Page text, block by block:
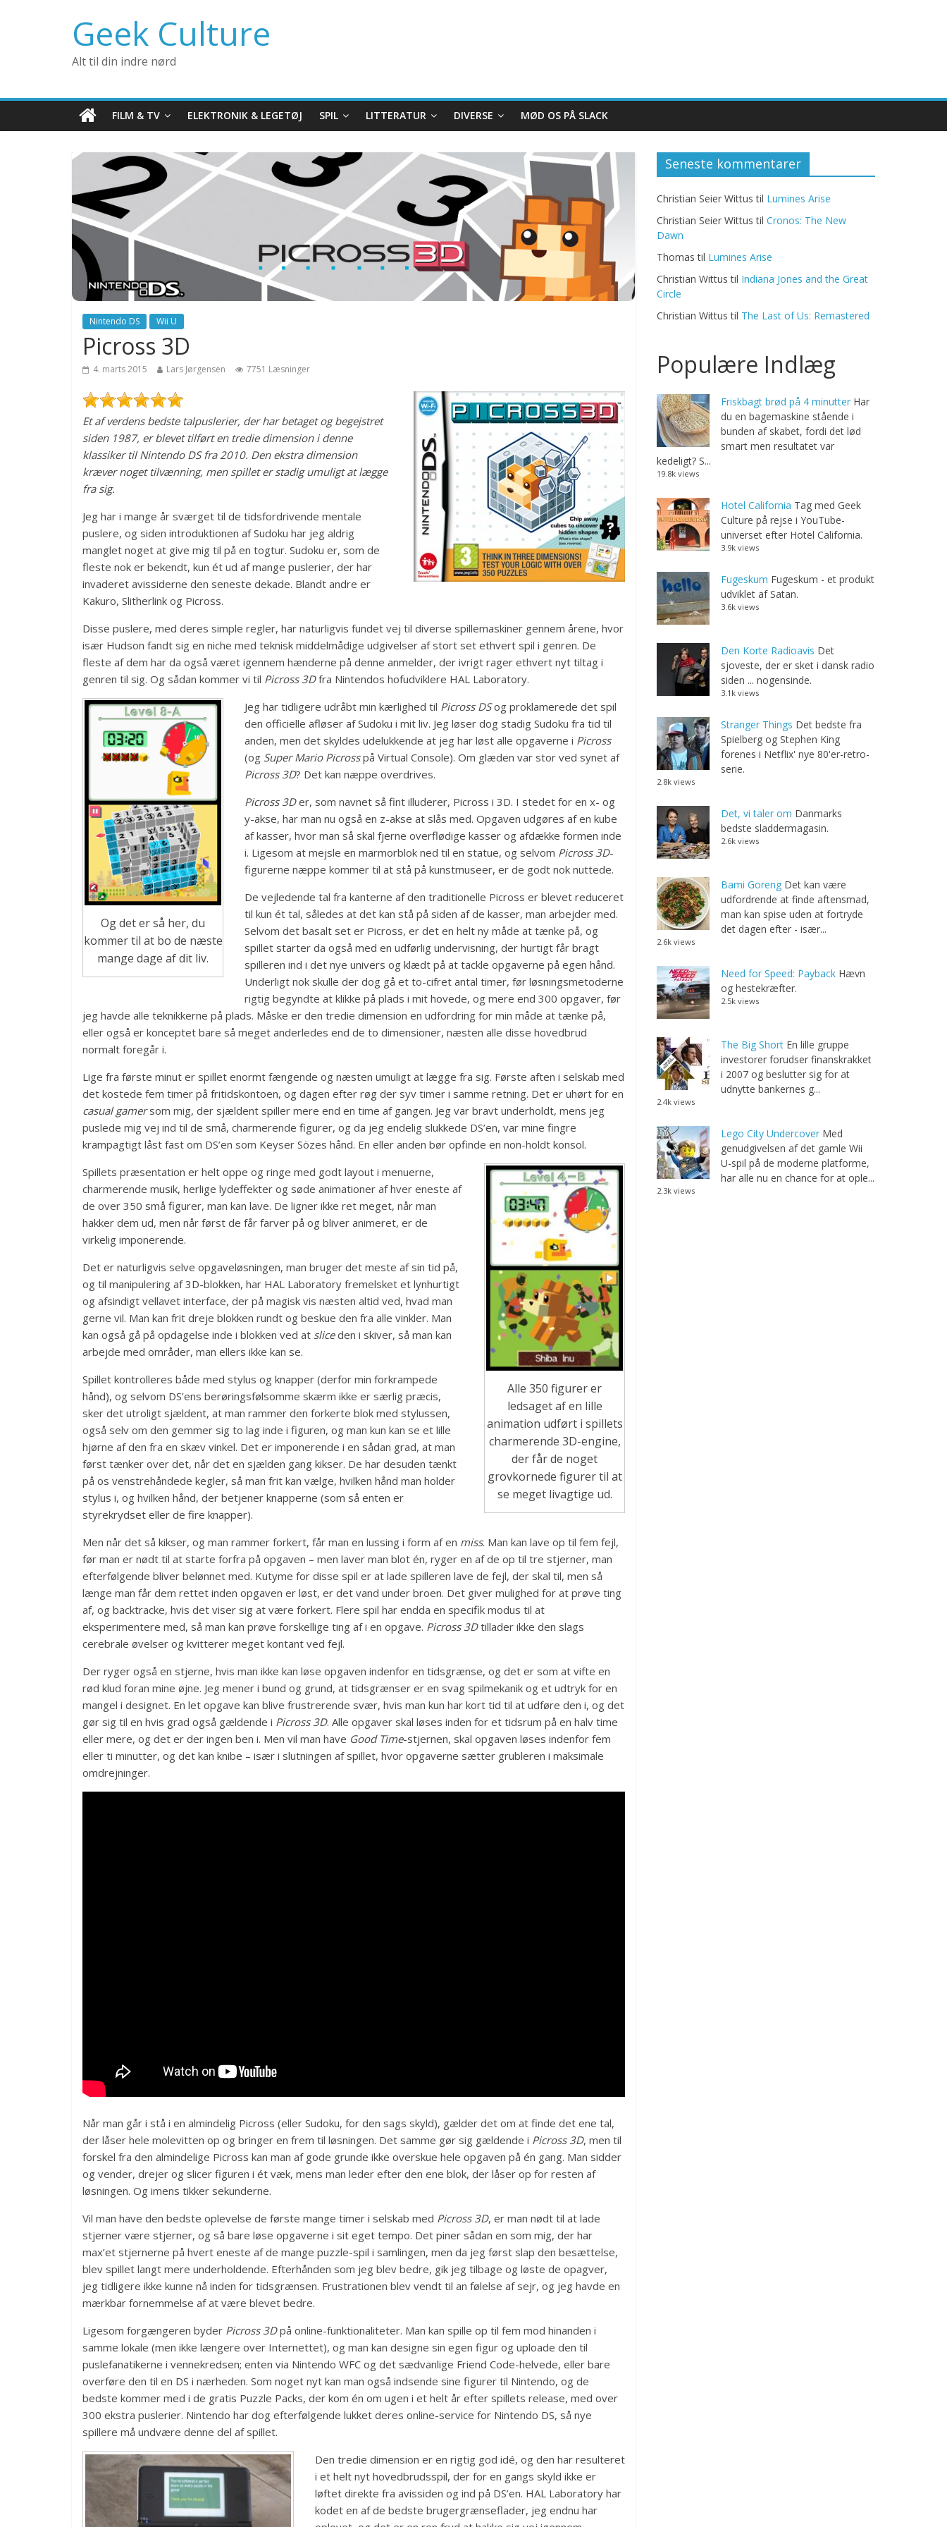
Geek Culture
Alt til din indre nørd
FILM & TV ELEKTRONIK & LEGETØJ SPIL LITTERATUR DIVERSE MØD OS PÅ SLACK
Nintendo DS Wii U
Picross 3D
4. marts 2015 Lars Jørgensen 7751 Læsninger
Et af verdens bedste talpuslerier, der har betaget og begejstret
siden 1987, er blevet tilført en tredie dimension i denne
klassiker til Nintendo DS fra 2010. Den ekstra dimension
kræver noget tilvænning, men spillet er stadig umuligt at lægge
fra sig.
Jeg har i mange år sværget til de tidsfordrivende mentale
puslere, og siden introduktionen af Sudoku har jeg aldrig
manglet noget at give mig til på en togtur. Sudoku er, som de
fleste nok er bekendt, kun ét ud af mange puslerier, der har
invaderet avissiderne den seneste dekade. Blandt andre er
Kakuro, Slitherlink og Picross.
Disse puslere, med deres simple regler, har naturligvis fundet vej til diverse spillemaskiner gennem årene, hvor
især Hudson fandt sig en niche med teknisk middelmådige udgivelser af stort set ethvert spil i genren. De
fleste af dem har da også været igennem hænderne på denne anmelder, der ivrigt rager ethvert nyt tiltag i
genren til sig. Og sådan kommer vi til Picross 3Dfra Nintendos hofudviklere HAL Laboratory.
Og det er så her, du
kommer til at bo de næste
mange dage af dit liv.
Jeg har tidligere udråbt min kærlighed til Picross DSog proklamerede det spil
den officielle afløser af Sudoku i mit liv. Jeg løser dog stadig Sudoku fra tid til
anden, men det skyldes udelukkende at jeg har løst alle opgaverne i Picross
(og Super Mario Picrosspå Virtual Console). Om glæden var stor ved synet af
Picross 3D? Det kan næppe overdrives.
Picross 3Der, som navnet så fint illuderer, Picross i 3D. I stedet for en x- og
y-akse, har man nu også en z-akse at slås med. Opgaven udgøres af en kube
af kasser, hvor man så skal fjerne overflødige kasser og afdække formen inde
i. Ligesom at mejsle en marmorblok ned til en statue, og selvom Picross 3D-
figurerne næppe kommer til at stå på kunstmuseer, er de godt nok nuttede.
De vejledende tal fra kanterne af den traditionelle Picross er blevet reduceret
til kun ét tal, således at det kan stå på siden af de kasser, man arbejder med.
Selvom det basalt set er Picross, er det en helt ny måde at tænke på, og
spillet starter da også med en udførlig undervisning, der hurtigt får bragt
spilleren ind i det nye univers og klædt på at tackle opgaverne på egen hånd.
Underligt nok skulle der dog gå et to-cifret antal timer, før løsningsmetoderne
rigtig begyndte at klikke på plads i mit hovede, og mere end 300 opgaver, før
jeg havde alle teknikkerne på plads. Måske er den tredie dimension en udfordring for min måde at tænke på,
eller også er konceptet bare så meget anderledes end de to dimensioner, næsten alle disse hovedbrud
normalt foregår i.
Lige fra første minut er spillet enormt fængende og næsten umuligt at lægge fra sig. Første aften i selskab med
det kostede fem timer på fritidskontoen, og dagen efter røg der syv timer i samme retning. Det er uhørt for en
casual gamersom mig, der sjældent spiller mere end en time af gangen. Jeg var bravt underholdt, mens jeg
puslede mig vej ind til de små, charmerende figurer, og da jeg endelig slukkede DS’en, var mine fingre
krampagtigt låst fast om DS’en som Keyser Sözes hånd. En eller anden bør opfinde en non-holdt konsol.
Alle 350 figurer er
ledsaget af en lille
animation udført i spillets
charmerende 3D-engine,
der får de noget
grovkornede figurer til at
se meget livagtige ud.
Spillets præsentation er helt oppe og ringe med godt layout i menuerne,
charmerende musik, herlige lydeffekter og søde animationer af hver eneste af
de over 350 små figurer, man kan lave. De ligner ikke ret meget, når man
hakker dem ud, men når først de får farver på og bliver animeret, er de
virkelig imponerende.
Det er naturligvis selve opgaveløsningen, man bruger det meste af sin tid på,
og til manipulering af 3D-blokken, har HAL Laboratory fremelsket et lynhurtigt
og afsindigt vellavet interface, der på magisk vis næsten altid ved, hvad man
gerne vil. Man kan frit dreje blokken rundt og beskue den fra alle vinkler. Man
kan også gå på opdagelse inde i blokken ved at sliceden i skiver, så man kan
arbejde med områder, man ellers ikke kan se.
Spillet kontrolleres både med stylus og knapper (derfor min forkrampede
hånd), og selvom DS’ens berøringsfølsomme skærm ikke er særlig præcis,
sker det utroligt sjældent, at man rammer den forkerte blok med stylussen,
også selv om den gemmer sig to lag inde i figuren, og man kun kan se et lille
hjørne af den fra en skæv vinkel. Det er imponerende i en sådan grad, at man
først tænker over det, når det en sjælden gang kikser. De har desuden tænkt
på os venstrehåndede kegler, så man frit kan vælge, hvilken hånd man holder
stylus i, og hvilken hånd, der betjener knapperne (som så enten er
styrekrydset eller de fire knapper).
Men når det så kikser, og man rammer forkert, får man en lussing i form af en miss. Man kan lave op til fem fejl,
før man er nødt til at starte forfra på opgaven – men laver man blot én, ryger en af de op til tre stjerner, man
efterfølgende bliver belønnet med. Kutyme for disse spil er at lade spilleren lave de fejl, der skal til, men så
længe man får dem rettet inden opgaven er løst, er det vand under broen. Det giver mulighed for at prøve ting
af, og backtracke, hvis det viser sig at være forkert. Flere spil har endda en specifik modus til at
eksperimentere med, så man kan prøve forskellige ting af i en opgave. Picross 3Dtillader ikke den slags
cerebrale øvelser og kvitterer meget kontant ved fejl.
Der ryger også en stjerne, hvis man ikke kan løse opgaven indenfor en tidsgrænse, og det er som at vifte en
rød klud foran mine øjne. Jeg mener i bund og grund, at tidsgrænser er en svag spilmekanik og et udtryk for en
mangel i designet. En let opgave kan blive frustrerende svær, hvis man kun har kort tid til at udføre den i, og det
gør sig til en hvis grad også gældende i Picross 3D. Alle opgaver skal løses inden for et tidsrum på en halv time
eller mere, og det er der ingen ben i. Men vil man have Good Time-stjernen, skal opgaven løses indenfor fem
eller ti minutter, og det kan knibe – især i slutningen af spillet, hvor opgaverne sætter grubleren i maksimale
omdrejninger.
Når man går i stå i en almindelig Picross (eller Sudoku, for den sags skyld), gælder det om at finde det ene tal,
der låser hele molevitten op og bringer en frem til løsningen. Det samme gør sig gældende i Picross 3D, men til
forskel fra den almindelige Picross kan man af gode grunde ikke overskue hele opgaven på én gang. Man sidder
og vender, drejer og slicer figuren i ét væk, mens man leder efter den ene blok, der låser op for resten af
løsningen. Og imens tikker sekunderne.
Vil man have den bedste oplevelse de første mange timer i selskab med Picross 3D, er man nødt til at lade
stjerner være stjerner, og så bare løse opgaverne i sit eget tempo. Det piner sådan en som mig, der har
max’et stjernerne på hvert eneste af de mange puzzle-spil i samlingen, men da jeg først slap den besættelse,
blev spillet langt mere underholdende. Efterhånden som jeg blev bedre, gik jeg tilbage og løste de opagver,
jeg tidligere ikke kunne nå inden for tidsgrænsen. Frustrationen blev vendt til an følelse af sejr, og jeg havde en
mærkbar fornemmelse af at være blevet bedre.
Ligesom forgængeren byder Picross 3Dpå online-funktionaliteter. Man kan spille op til fem mod hinanden i
samme lokale (men ikke længere over Internettet), og man kan designe sin egen figur og uploade den til
puslefanatikerne i vennekredsen; enten via Nintendo WFC og det sædvanlige Friend Code-helvede, eller bare
overføre den til en DS i nærheden. Som noget nyt kan man også indsende sine figurer til Nintendo, og de
bedste kommer med i de gratis Puzzle Packs, der kom én om ugen i et helt år efter spillets release, med over
300 ekstra puslerier. Nintendo har dog efterfølgende lukket deres online-service for Nintendo DS, så nye
spillere må undvære denne del af spillet.
Den tredie dimension er en rigtig god idé, og den har resulteret
i et helt nyt hovedbrudsspil, der for en gangs skyld ikke er
løftet direkte fra avissiden og ind på DS’en. HAL Laboratory har
kodet en af de bedste brugergrænseflader, jeg endnu har
Seneste kommentarer
Christian Seier Wittus til Lumines Arise
Christian Seier Wittus til Cronos: The New
Dawn
Thomas til Lumines Arise
Christian Wittus til Indiana Jones and the Great
Circle
Christian Wittus til The Last of Us: Remastered
Populære Indlæg
Friskbagt brød på 4 minutter Har
du en bagemaskine stående i
bunden af skabet, fordi det lød
smart men resultatet var
kedeligt? S...
19.8k views
Hotel California Tag med Geek
Culture på rejse i YouTube-
universet efter Hotel California.
3.9k views
Fugeskum Fugeskum - et produkt
udviklet af Satan.
3.6k views
Den Korte Radioavis Det
sjoveste, der er sket i dansk radio
siden ... nogensinde.
3.1k views
Stranger Things Det bedste fra
Spielberg og Stephen King
forenes i Netflix' nye 80'er-retro-
serie.
2.8k views
Det, vi taler om Danmarks
bedste sladdermagasin.
2.6k views
Bami Goreng Det kan være
udfordrende at finde aftensmad,
man kan spise uden at fortryde
det dagen efter - især...
2.6k views
Need for Speed: Payback Hævn
og hestekræfter.
2.5k views
The Big Short En lille gruppe
investorer forudser finanskrakket
i 2007 og beslutter sig for at
udnytte bankernes g...
2.4k views
Lego City Undercover Med
genudgivelsen af det gamle Wii
U-spil på de moderne platforme,
har alle nu en chance for at ople...
2.3k views